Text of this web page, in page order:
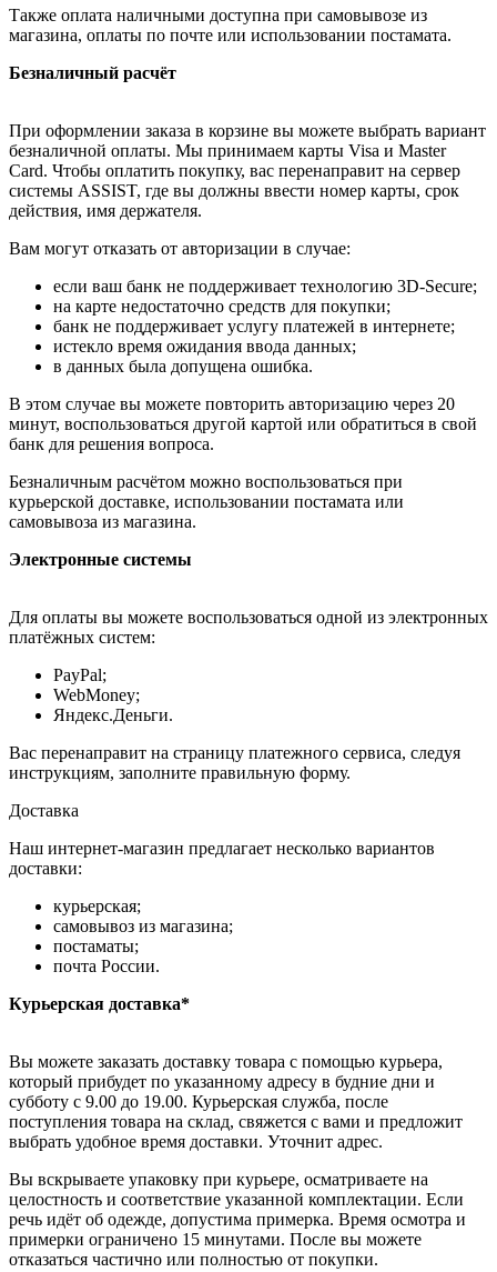
Также оплата наличными доступна при самовывозе из
магазина, оплаты по почте или использовании постамата.
Безналичный расчёт
При оформлении заказа в корзине вы можете выбрать вариант
безналичной оплаты. Мы принимаем карты Visa и Master
Card. Чтобы оплатить покупку, вас перенаправит на сервер
системы ASSIST, где вы должны ввести номер карты, срок
действия, имя держателя.
Вам могут отказать от авторизации в случае:
если ваш банк не поддерживает технологию 3D-Secure;
на карте недостаточно средств для покупки;
банк не поддерживает услугу платежей в интернете;
истекло время ожидания ввода данных;
в данных была допущена ошибка.
В этом случае вы можете повторить авторизацию через 20
минут, воспользоваться другой картой или обратиться в свой
банк для решения вопроса.
Безналичным расчётом можно воспользоваться при
курьерской доставке, использовании постамата или
самовывоза из магазина.
Электронные системы
Для оплаты вы можете воспользоваться одной из электронных
платёжных систем:
PayPal;
WebMoney;
Яндекс.Деньги.
Вас перенаправит на страницу платежного сервиса, следуя
инструкциям, заполните правильную форму.
Доставка
Наш интернет-магазин предлагает несколько вариантов
доставки:
курьерская;
самовывоз из магазина;
постаматы;
почта России.
Курьерская доставка*
Вы можете заказать доставку товара с помощью курьера,
который прибудет по указанному адресу в будние дни и
субботу с 9.00 до 19.00. Курьерская служба, после
поступления товара на склад, свяжется с вами и предложит
выбрать удобное время доставки. Уточнит адрес.
Вы вскрываете упаковку при курьере, осматриваете на
целостность и соответствие указанной комплектации. Если
речь идёт об одежде, допустима примерка. Время осмотра и
примерки ограничено 15 минутами. После вы можете
отказаться частично или полностью от покупки.